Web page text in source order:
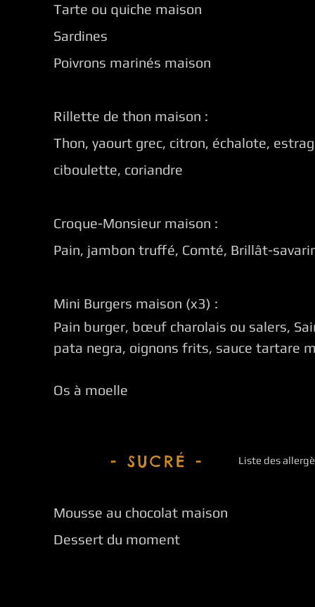
Tarte ou quiche maison
Sardines
Poivrons marinés maison
Rillette de thon maison :
Thon, yaourt grec, citron, échalote,
ciboulette, coriandre
Croque-Monsieur maison :
Pain, jambon truffé, Comté, Brillât-
Mini Burgers maison (x3) :
Pain burger, bœuf charolais ou salers,
pata negra, oignons frits, sauce tartare
Os à moelle
- SUCRÉ - Liste des
Mousse au chocolat maison
Dessert du moment